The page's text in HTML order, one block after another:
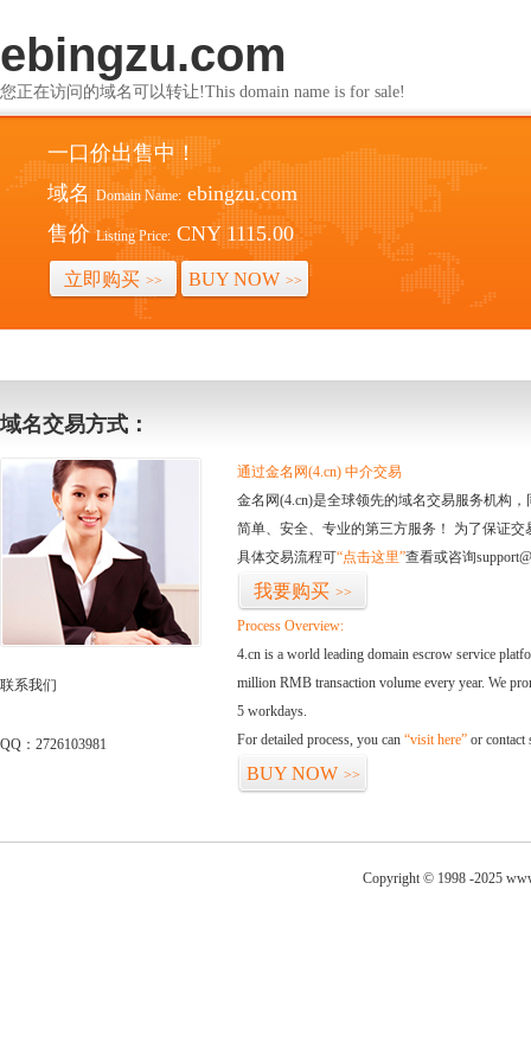
ebingzu.com
您正在访问的域名可以转让!This domain name is for sale!
一口价出售中！
域名 Domain Name: ebingzu.com
售价 Listing Price: CNY 1115.00
立即购买 >> BUY NOW >>
域名交易方式：
联系我们
QQ：2726103981
通过金名网(4.cn) 中介交易
金名网(4.cn)是全球领先的域名交易服务机构
简单、安全、专业的第三方服务！ 为了保证
具体交易流程可“点击这里”查看或咨询
我要购买 >>
Process Overview:
4.cn is a world leading domain escrow service
million RMB transaction volume every year. We
5 workdays.
For detailed process, you can “visit here” or contact
BUY NOW >>
Copyright © 1998 -2025